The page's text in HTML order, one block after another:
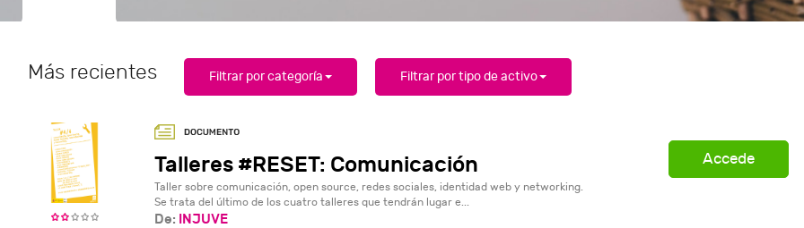
Más recientes Filtrar por categoría Filtrar por tipo de activo
Talleres #RESET: Comunicación
Taller sobre comunicación, open source, redes sociales, identidad web y networking.
Se trata del último de los cuatro talleres que tendrán lugar e...
Accede
De: INJUVE